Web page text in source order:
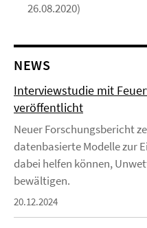
26.08.2020)
NEWS
Interviewstudie mit
veröffentlicht
Neuer Forschungsbericht
datenbasierte Modelle zur
dabei helfen können,
bewältigen.
20.12.2024